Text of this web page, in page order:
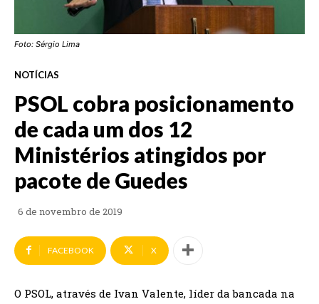
Foto: Sérgio Lima
NOTÍCIAS
PSOL cobra posicionamento
de cada um dos 12
Ministérios atingidos por
pacote de Guedes
6 de novembro de 2019
FACEBOOK X
O PSOL, através de Ivan Valente, líder da bancada na